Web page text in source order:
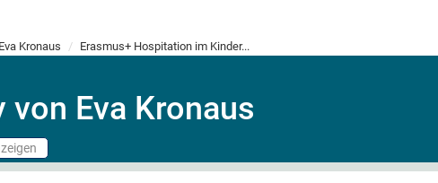
Eva Kronaus Erasmus+ Hospitation im Kinder...
von Eva Kronaus